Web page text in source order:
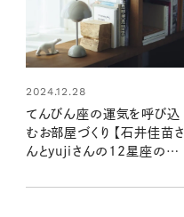
2024.12.28
てんびん座の運気を呼び込
むお部屋づくり 【石井佳苗さ
んとyujiさんの12星座のシ
ア】